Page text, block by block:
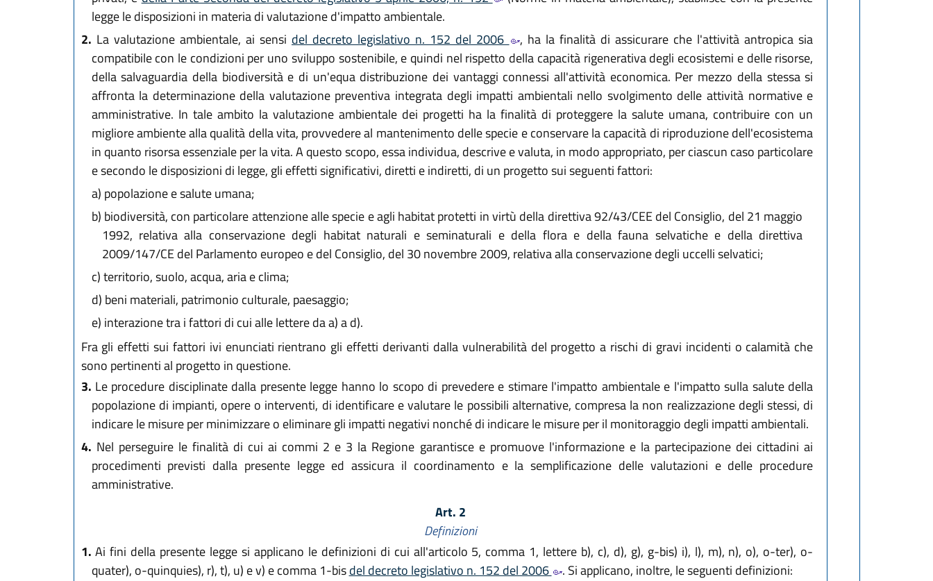
legge le disposizioni in materia di valutazione d'impatto ambientale.
2. La valutazione ambientale, ai sensi del decreto legislativo n. 152 del 2006
, ha la finalità di assicurare che l'attività antropica sia
compatibile con le condizioni per uno sviluppo sostenibile, e quindi nel rispetto della capacità rigenerativa degli ecosistemi e delle risorse,
della salvaguardia della biodiversità e di un'equa distribuzione dei vantaggi connessi all'attività economica. Per mezzo della stessa si
affronta la determinazione della valutazione preventiva integrata degli impatti ambientali nello svolgimento delle attività normative e
amministrative. In tale ambito la valutazione ambientale dei progetti ha la finalità di proteggere la salute umana, contribuire con un
migliore ambiente alla qualità della vita, provvedere al mantenimento delle specie e conservare la capacità di riproduzione dell'ecosistema
in quanto risorsa essenziale per la vita. A questo scopo, essa individua, descrive e valuta, in modo appropriato, per ciascun caso particolare
e secondo le disposizioni di legge, gli effetti significativi, diretti e indiretti, di un progetto sui seguenti fattori:
a) popolazione e salute umana;
b) biodiversità, con particolare attenzione alle specie e agli habitat protetti in virtù della direttiva 92/43/CEE del Consiglio, del 21 maggio
1992, relativa alla conservazione degli habitat naturali e seminaturali e della flora e della fauna selvatiche e della direttiva
2009/147/CE del Parlamento europeo e del Consiglio, del 30 novembre 2009, relativa alla conservazione degli uccelli selvatici;
c)territorio, suolo, acqua, aria e clima;
d) beni materiali, patrimonio culturale, paesaggio;
e) interazione tra i fattori di cui alle lettere da a) a d).
Fra gli effetti sui fattori ivi enunciati rientrano gli effetti derivanti dalla vulnerabilità del progetto a rischi di gravi incidenti o calamità che
sono pertinenti al progetto in questione.
3. Le procedure disciplinate dalla presente legge hanno lo scopo di prevedere e stimare l'impatto ambientale e l'impatto sulla salute della
popolazione di impianti, opere o interventi, di identificare e valutare le possibili alternative, compresa la non realizzazione degli stessi, di
indicare le misure per minimizzare o eliminare gli impatti negativi nonché di indicare le misure per il monitoraggio degli impatti ambientali.
4. Nel perseguire le finalità di cui ai commi 2 e 3 la Regione garantisce e promuove l'informazione e la partecipazione dei cittadini ai
procedimenti previsti dalla presente legge ed assicura il coordinamento e la semplificazione delle valutazioni e delle procedure
amministrative.
Art. 2
Definizioni
1. Ai fini della presente legge si applicano le definizioni di cui all'articolo 5, comma 1, lettere b), c), d), g), g-bis) i), l), m), n), o), o-ter), o-
quater), o-quinquies), r), t), u) e v) e comma 1-bisdel decreto legislativo n. 152 del 2006
. Si applicano, inoltre, le seguenti definizioni: